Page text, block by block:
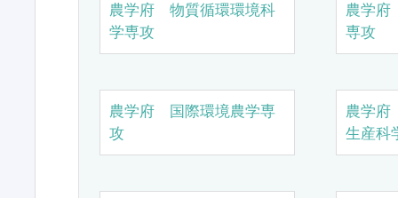
農学府 物質循環環境科
学専攻
農学
専攻
農学府 国際環境農学専
攻
農学
生産科